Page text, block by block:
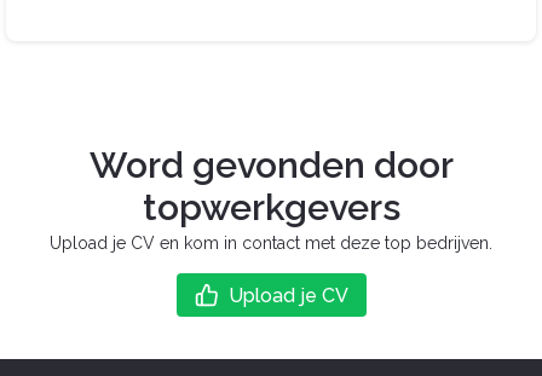
Word gevonden door
topwerkgevers
Upload je CV en kom in contact met deze top bedrijven.
Upload je CV